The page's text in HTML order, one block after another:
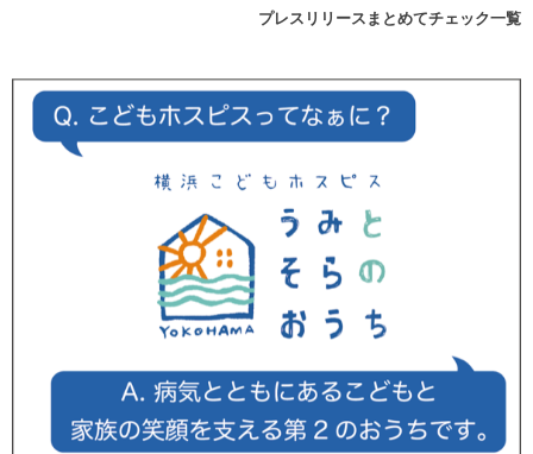
プレスリリースまとめてチェック一覧